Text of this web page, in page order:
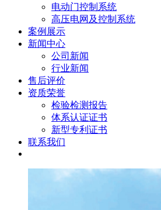
电动门控制系统
高压电网及控制系统
案例展示
新闻中心
公司新闻
行业新闻
售后评价
资质荣誉
检验检测报告
体系认证证书
新型专利证书
联系我们